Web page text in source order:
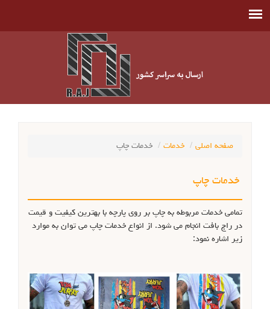
صفحه اصلی خدمات خدمات چاپ
خدمات چاپ
تمامی خدمات مربوطه به چاپ بر روی پارچه با بهترین کیفیت و قیمت
در راج بافت انجام می شود. از انواع خدمات چاپ می توان به موارد
زیر اشاره نمود: